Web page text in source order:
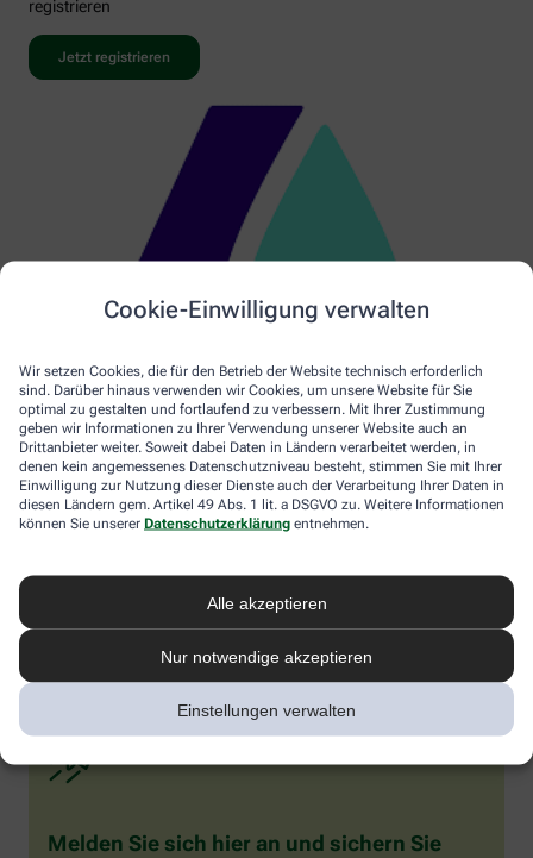
Cookie-Einwilligung verwalten
Wir setzen Cookies, die für den Betrieb der Website technisch erforderlich
sind. Darüber hinaus verwenden wir Cookies, um unsere Website für Sie
optimal zu gestalten und fortlaufend zu verbessern. Mit Ihrer Zustimmung
geben wir Informationen zu Ihrer Verwendung unserer Website auch an
Drittanbieter weiter. Soweit dabei Daten in Ländern verarbeitet werden, in
denen kein angemessenes Datenschutzniveau besteht, stimmen Sie mit Ihrer
Einwilligung zur Nutzung dieser Dienste auch der Verarbeitung Ihrer Daten in
diesen Ländern gem. Artikel 49 Abs. 1 lit. a DSGVO zu. Weitere Informationen
können Sie unserer Datenschutzerklärung entnehmen.
Alle akzeptieren
Nur notwendige akzeptieren
Einstellungen verwalten
registrieren
Jetzt registrieren
Monitoring Systems – Advocacy for a New Accuracy Metric. J Diabetes Sci
Pleus S et al. J Diabetes Sci Technol 2024;18(3):644–652. doi:
10.1177/19322968221141926.
Melden Sie sich hier an und sichern Sie